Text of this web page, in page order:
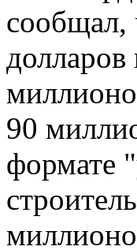
сообщал,
долларов
90
формате